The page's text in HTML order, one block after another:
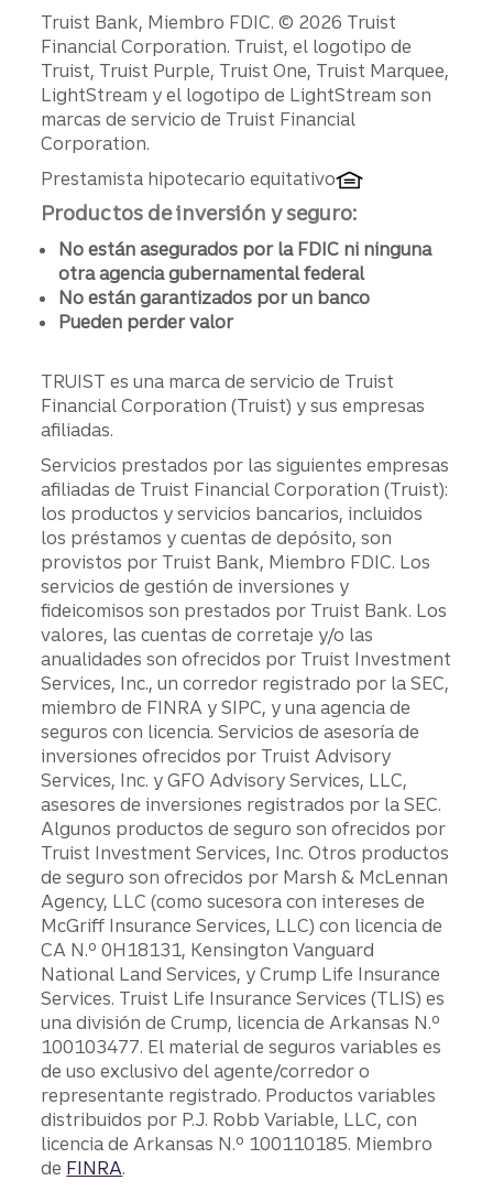
Divulgaciones
Truist Bank, Miembro FDIC. © 2026 Truist
Financial Corporation. Truist, el logotipo de
Truist, Truist Purple, Truist One, Truist Marquee,
LightStream y el logotipo de LightStream son
marcas de servicio de Truist Financial
Corporation.
Prestamista hipotecario equitativo
Productos de inversión y seguro:
No están asegurados por la FDIC ni ninguna
otra agencia gubernamental federal
No están garantizados por un banco
Pueden perder valor
TRUIST es una marca de servicio de Truist
Financial Corporation (Truist) y sus empresas
afiliadas.
Servicios prestados por las siguientes empresas
afiliadas de Truist Financial Corporation (Truist):
los productos y servicios bancarios, incluidos
los préstamos y cuentas de depósito, son
provistos por Truist Bank, Miembro FDIC. Los
servicios de gestión de inversiones y
fideicomisos son prestados por Truist Bank. Los
valores, las cuentas de corretaje y/o las
anualidades son ofrecidos por Truist Investment
Services, Inc., un corredor registrado por la SEC,
miembro de FINRA y SIPC, y una agencia de
seguros con licencia. Servicios de asesoría de
inversiones ofrecidos por Truist Advisory
Services, Inc. y GFO Advisory Services, LLC,
asesores de inversiones registrados por la SEC.
Algunos productos de seguro son ofrecidos por
Truist Investment Services, Inc. Otros productos
de seguro son ofrecidos por Marsh & McLennan
Agency, LLC (como sucesora con intereses de
McGriff Insurance Services, LLC) con licencia de
CA N.º 0H18131, Kensington Vanguard
National Land Services, y Crump Life Insurance
Services. Truist Life Insurance Services (TLIS) es
una división de Crump, licencia de Arkansas N.º
100103477. El material de seguros variables es
de uso exclusivo del agente/corredor o
representante registrado. Productos variables
distribuidos por P.J. Robb Variable, LLC, con
licencia de Arkansas N.º 100110185. Miembro
de FINRA.